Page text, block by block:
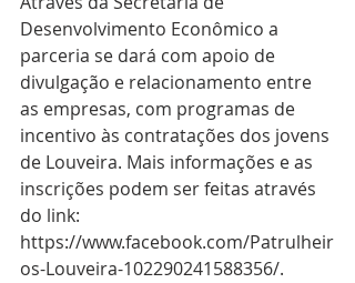
Desenvolvimento Econômico a
parceria se dará com apoio de
divulgação e relacionamento entre
as empresas, com programas de
incentivo às contratações dos jovens
de Louveira. Mais informações e as
inscrições podem ser feitas através
do link:
https://www.facebook.com/Patrulheir
os-Louveira-102290241588356/.